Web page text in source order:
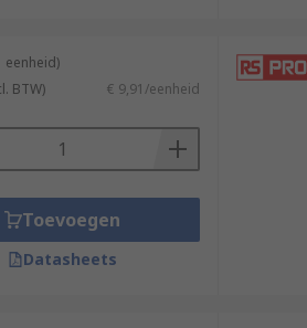
eenheid)
BTW) € 9,91/eenheid
Toevoegen
Datasheets